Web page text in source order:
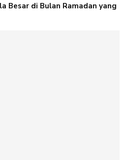
Besar di Bulan Ramadan yang